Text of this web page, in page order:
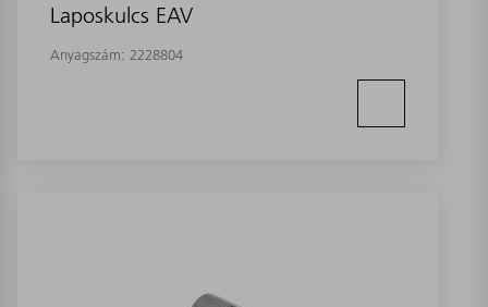
Laposkulcs EAV
Anyagszám: 2228804